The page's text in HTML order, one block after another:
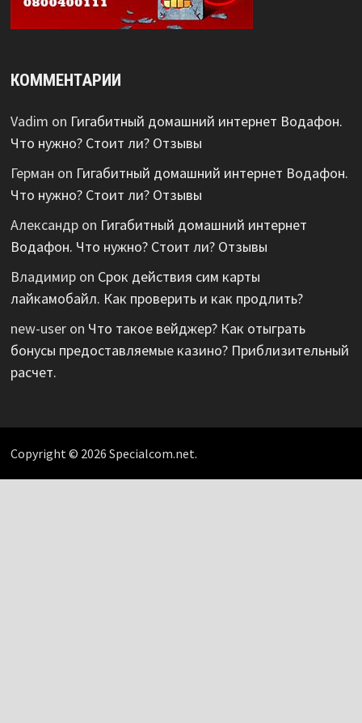
КОММЕНТАРИИ
Vadim on Гигабитный домашний интернет Водафон.
Что нужно? Стоит ли? Отзывы
Герман on Гигабитный домашний интернет Водафон.
Что нужно? Стоит ли? Отзывы
Александрon Гигабитный домашний интернет
Водафон. Что нужно? Стоит ли? Отзывы
Владимирon Срок действия сим карты
лайкамобайл. Как проверить и как продлить?
new-useron Что такое вейджер? Как отыграть
бонусы предоставляемые казино? Приблизительный
расчет.
Copyright © 2026 Specialcom.net.